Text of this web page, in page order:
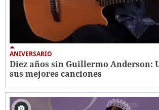
ANIVERSARIO
Diez años sin Guillermo Anderson:
sus mejores canciones